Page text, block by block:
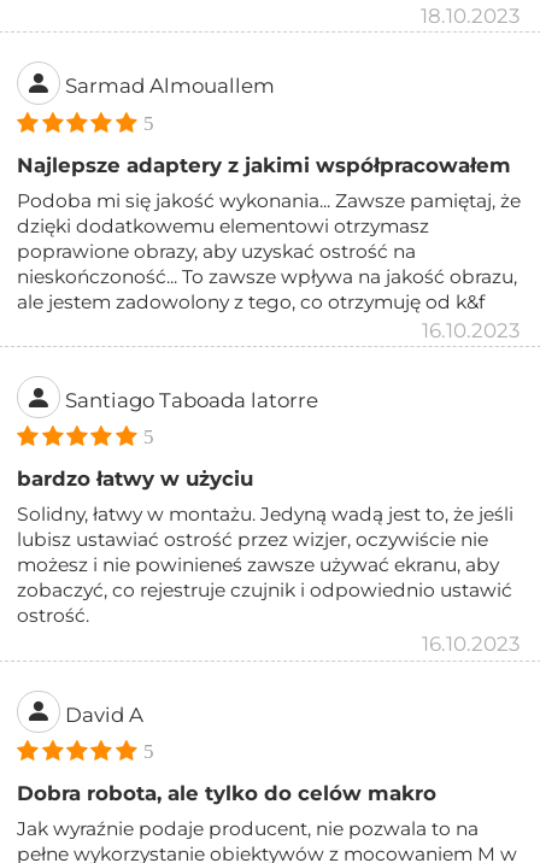
18.10.2023
Sarmad Almouallem
5
Najlepsze adaptery z jakimi współpracowałem
Podoba mi się jakość wykonania... Zawsze pamiętaj, że
dzięki dodatkowemu elementowi otrzymasz
poprawione obrazy, aby uzyskać ostrość na
nieskończoność... To zawsze wpływa na jakość obrazu,
ale jestem zadowolony z tego, co otrzymuję od k&f
16.10.2023
Santiago Taboada latorre
5
bardzo łatwy w użyciu
Solidny, łatwy w montażu. Jedyną wadą jest to, że jeśli
lubisz ustawiać ostrość przez wizjer, oczywiście nie
możesz i nie powinieneś zawsze używać ekranu, aby
zobaczyć, co rejestruje czujnik i odpowiednio ustawić
ostrość.
16.10.2023
David A
5
Dobra robota, ale tylko do celów makro
Jak wyraźnie podaje producent, nie pozwala to na
pełne wykorzystanie obiektywów z mocowaniem M w